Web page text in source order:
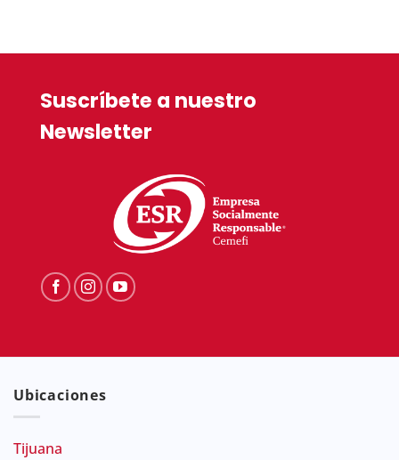
Suscríbete a nuestro
Newsletter
Ubicaciones
Tijuana